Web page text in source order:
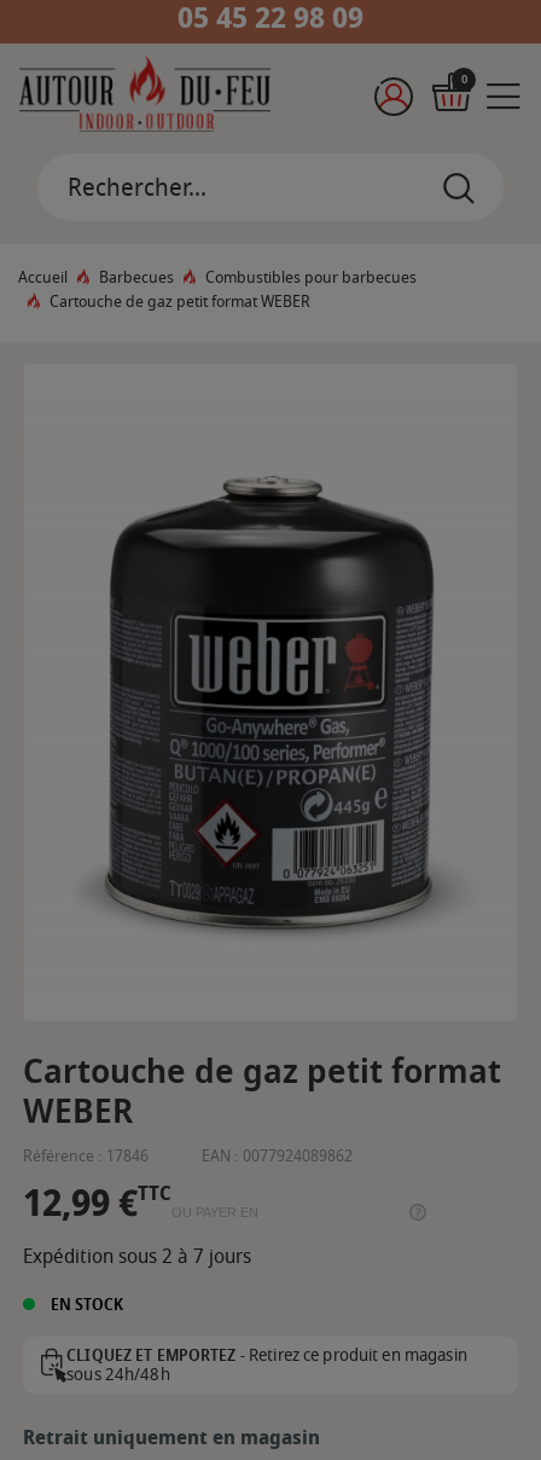
05 45 22 98 09
0
Accueil Barbecues
Combustibles pour barbecues
Cartouche de gaz petit format WEBER
Cartouche de gaz petit format
WEBER
Référence : 17846 EAN : 0077924089862
12,99 €TTC
OU PAYER EN
Expédition sous 2 à 7 jours
EN STOCK
CLIQUEZ ET EMPORTEZ -Retirez ce produit en magasin
sous 24h/48h
Retrait uniquement en magasin